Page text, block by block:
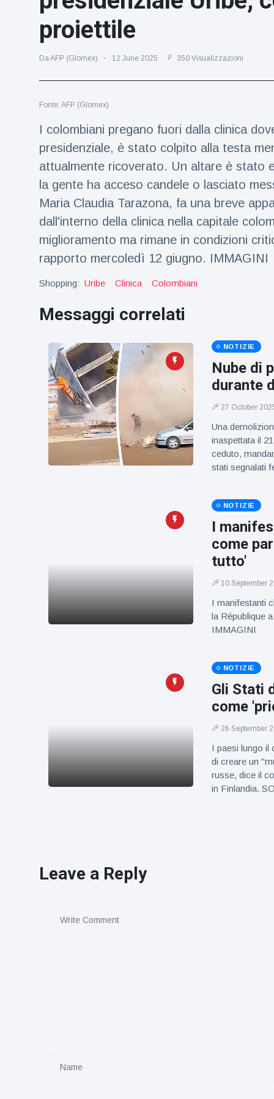
Viaggi e avventura
(77)
Ultime notizie
Barbara
rivelano di
aspettare
una
bambina
Millie Bobby
Brown
sua figlia ad
essere
creativa
15 July
Visualizzazioni
Anne
definisce
Tom
figlio dei
sogni’
Visualizzazioni
proiettile
Da AFP (Glomex) 12 June 2025 350 Visualizzazioni
Fonte: AFP (Glomex)
I colombiani pregano fuori dalla clinica
presidenziale, è stato colpito alla testa
attualmente ricoverato. Un altare è stato
la gente ha acceso candele o lasciato
Maria Claudia Tarazona, fa una breve
dall'interno della clinica nella capitale
miglioramento ma rimane in condizioni
rapporto mercoledì 12 giugno. IMMAGINI
Shopping: Uribe Clinica Colombiani
Messaggi correlati
NOTIZIE
Nube di
durante
27 October
Una
inaspettata il
ceduto,
stati segnalati
NOTIZIE
I
come
tutto'
10 September
I manifestanti
la République
IMMAGINI
NOTIZIE
Gli Stati
come
26 September
I paesi lungo il
di creare un
russe, dice il
in Finlandia.
Leave a Reply